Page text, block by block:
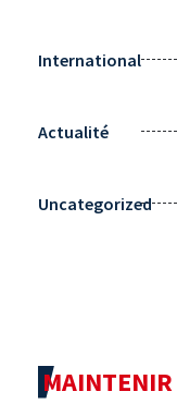
International
Actualité
Uncategorized